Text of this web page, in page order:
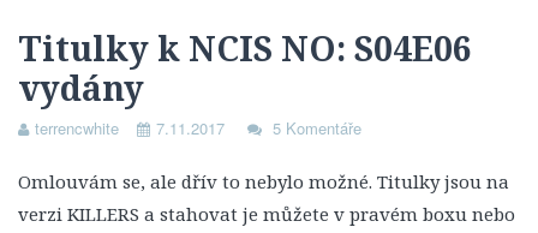
NCIS
O seriálu
2. Série
Titulky k NCIS NO: S04E06
vydány
terrencwhite 7.11.2017 5 Komentáře
Omlouvám se, ale dřív to nebylo možné. Titulky jsou na
verzi KILLERS a stahovat je můžete v pravém boxu nebo